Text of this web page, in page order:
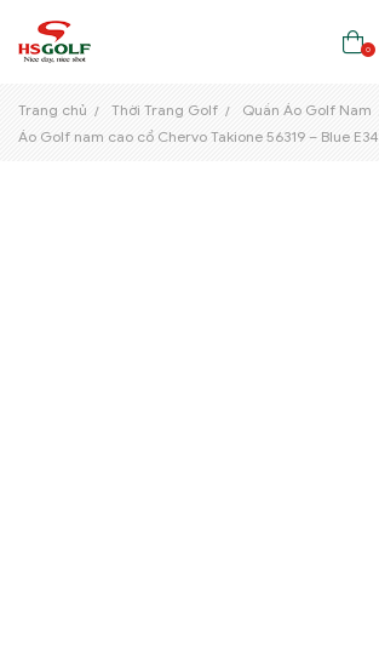
0
Trang chủ Thời Trang Golf Quần Áo Golf Nam
Áo Golf nam cao cổ Chervo Takione 56319 – Blue E34